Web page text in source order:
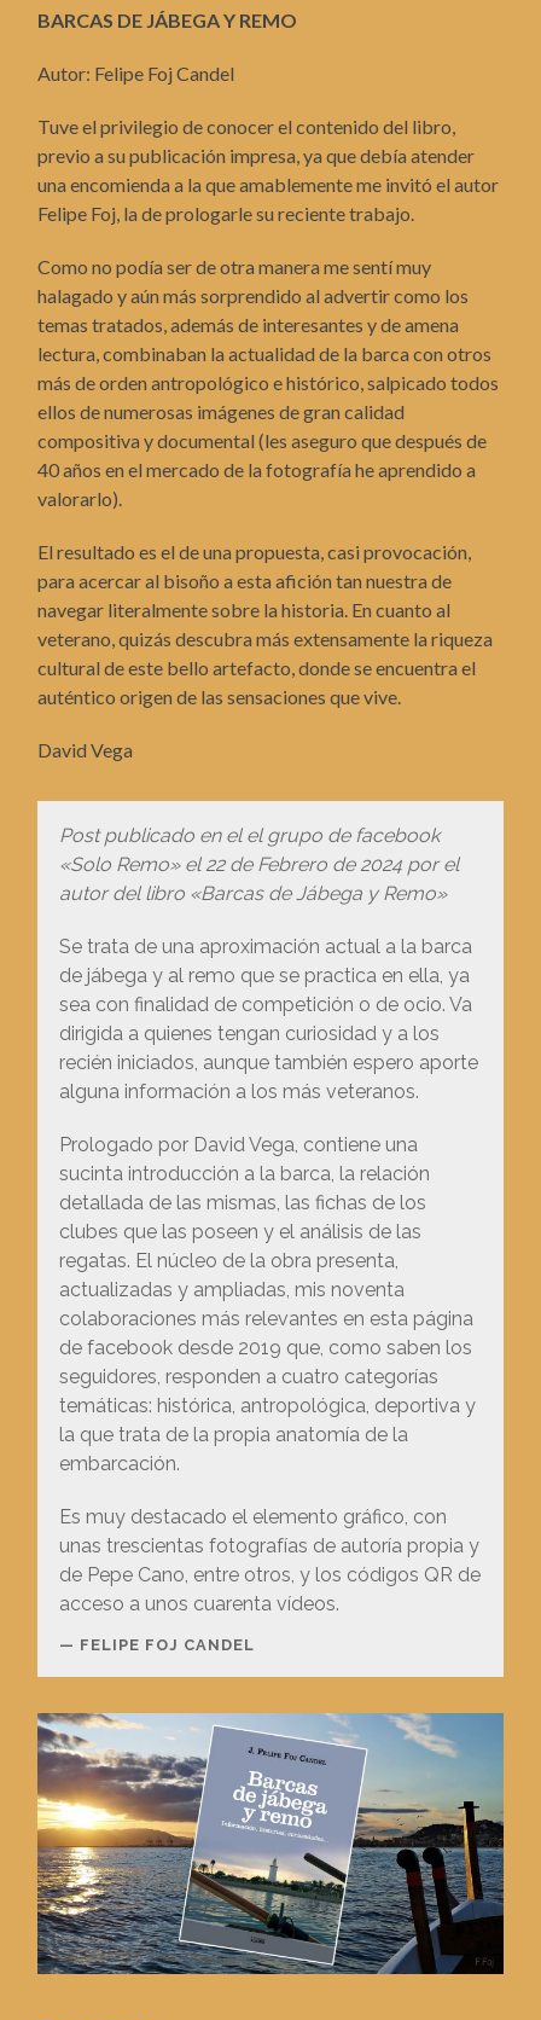
BARCAS DE JÁBEGA Y REMO
Autor: Felipe Foj Candel
Tuve el privilegio de conocer el contenido del libro,
previo a su publicación impresa, ya que debía atender
una encomienda a la que amablemente me invitó el autor
Felipe Foj, la de prologarle su reciente trabajo.
Como no podía ser de otra manera me sentí muy
halagado y aún más sorprendido al advertir como los
temas tratados, además de interesantes y de amena
lectura, combinaban la actualidad de la barca con otros
más de orden antropológico e histórico, salpicado todos
ellos de numerosas imágenes de gran calidad
compositiva y documental (les aseguro que después de
40 años en el mercado de la fotografía he aprendido a
valorarlo).
El resultado es el de una propuesta, casi provocación,
para acercar al bisoño a esta afición tan nuestra de
navegar literalmente sobre la historia. En cuanto al
veterano, quizás descubra más extensamente la riqueza
cultural de este bello artefacto, donde se encuentra el
auténtico origen de las sensaciones que vive.
David Vega
Post publicado en el el grupo de facebook
«Solo Remo» el 22 de Febrero de 2024 por el
autor del libro «Barcas de Jábega y Remo»
Se trata de una aproximación actual a la barca
de jábega y al remo que se practica en ella, ya
sea con finalidad de competición o de ocio. Va
dirigida a quienes tengan curiosidad y a los
recién iniciados, aunque también espero aporte
alguna información a los más veteranos.
Prologado por David Vega, contiene una
sucinta introducción a la barca, la relación
detallada de las mismas, las fichas de los
clubes que las poseen y el análisis de las
regatas. El núcleo de la obra presenta,
actualizadas y ampliadas, mis noventa
colaboraciones más relevantes en esta página
de facebook desde 2019 que, como saben los
seguidores, responden a cuatro categorías
temáticas: histórica, antropológica, deportiva y
la que trata de la propia anatomía de la
embarcación.
Es muy destacado el elemento gráfico, con
unas trescientas fotografías de autoría propia y
de Pepe Cano, entre otros, y los códigos QR de
acceso a unos cuarenta vídeos.
FELIPE FOJ CANDEL